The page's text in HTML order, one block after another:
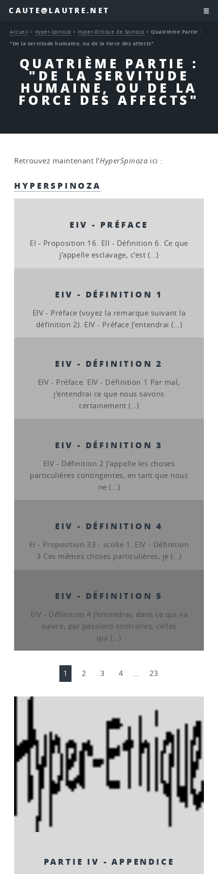
CAUTE@LAUTRE.NET
QUATRIÈME PARTIE :
"DE LA SERVITUDE
HUMAINE, OU DE LA
FORCE DES AFFECTS"
Accueil > Hyper-Spinoza > Hyper-Ethique de Spinoza >Quatrième Partie :
"De la servitude humaine, ou de la force des affects"
Retrouvez maintenant l’HyperSpinoza ici :
HYPERSPINOZA
EIV - PRÉFACE
EI - Proposition 16. EII - Définition 6. Ce que
j’appelle esclavage, c’est (…)
EIV - DÉFINITION 1
EIV - Préface (voyez la remarque suivant la
définition 2). EIV - Préface J’entendrai (…)
EIV - DÉFINITION 2
EIV - Préface. EIV - Définition 1 Par mal,
j’entendrai ce que nous savons
certainement (…)
EIV - DÉFINITION 3
EIV - Définition 2 J’appelle les choses
particulières contingentes, en tant que nous
ne (…)
EIV - DÉFINITION 4
EI - Proposition 33 - scolie 1. EIV - Définition
3 Ces mêmes choses particulières, je (…)
EIV - DÉFINITION 5
EIV - Définition 4 J’entendrai, dans ce qui va
suivre, par passions contraires, celles
qui (…)
1 2 3 4 23
PARTIE IV - APPENDICE